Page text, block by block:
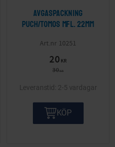
Avgaspackning
Puch/Tomos mfl. 22mm
10251
20 KR
30KR
2-5 vardagar
KÖP